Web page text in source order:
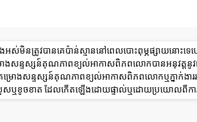
មិនត្រូវបានគេប៉ាន់ស្មាននៅពេលបោះពុម្ភផ្សាយនោះទេ
ោងសន្ទស្សន៍គុណភាពខ្យល់អាកាសពិភពលោកបានអនុវត្តនូ
រោងសន្ទស្សន៍គុណភាពខ្យល់អាកាសពិភពលោកឬភ្នាក់ងារ
បួសឬខូចខាត ដែលកើតឡើងដោយផ្ទាល់ឬដោយប្រយោលពីការ